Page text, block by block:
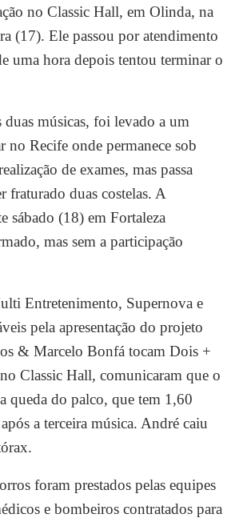
no Classic Hall, em Olinda, na
(17). Ele passou por atendimento
uma hora depois tentou terminar o
duas músicas, foi levado a um
no Recife onde permanece sob
de exames, mas passa
fraturado duas costelas. A
sábado (18) em Fortaleza
mas sem a participação
Entretenimento, Supernova e
pela apresentação do projeto
& Marcelo Bonfá tocam Dois +
no Classic Hall, comunicaram que o
queda do palco, que tem 1,60
a terceira música. André caiu
foram prestados pelas equipes
e bombeiros contratados para